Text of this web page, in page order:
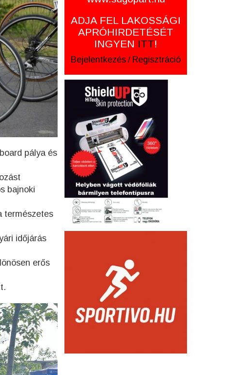
pálya és
bajnoki
természetes
időjárás
erős
ADJA FEL LAKOSSÁGI
APRÓHIRDETÉSÉT
INGYEN ITT!
Bejelentkezés / Regisztráció